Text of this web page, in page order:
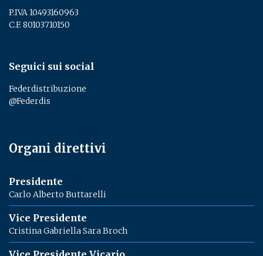
P.IVA 10493160963
C.F. 80103710150
Seguici sui social
Federdistribuzione
@Federdis
Organi direttivi
Presidente
Carlo Alberto Buttarelli
Vice Presidente
Cristina Gabriella Sara Broch